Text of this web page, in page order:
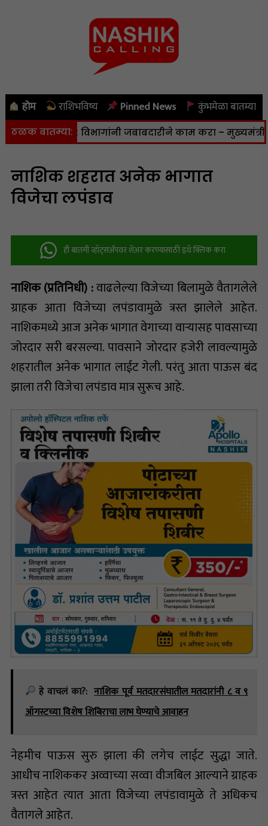
होम राशिभविष्य Pinned News कुंभमेळा बातम्या
ठळक बातम्या:
नाही; विभागांनी जबाबदारीने काम करा – मुख्यमंत्री |
नाशिक शहरात अनेक भागात
विजेचा लपंडाव
ही बातमी व्हॉट्सअ‍ॅपवर शेअर करण्यासाठी इथे क्लिक करा
नाशिक (प्रतिनिधी) :वाढलेल्या विजेच्या बिलामुळे वैतागलेले
ग्राहक आता विजेच्या लपंडावामुळे त्रस्त झालेले आहेत.
नाशिकमध्ये आज अनेक भागात वेगाच्या वाऱ्यासह पावसाच्या
जोरदार सरी बरसल्या. पावसाने जोरदार हजेरी लावल्यामुळे
शहरातील अनेक भागात लाईट गेली. परंतु आता पाऊस बंद
झाला तरी विजेचा लपंडाव मात्र सुरूच आहे.
हे वाचलं का?: नाशिक पूर्व मतदारसंघातील मतदारांनी ८ व ९
ऑगस्टच्या विशेष शिबिराचा लाभ घेण्याचे आवाहन
नेहमीच पाऊस सुरु झाला की लगेच लाईट सुद्धा जाते.
आधीच नाशिककर अव्वाच्या सव्वा वीजबिल आल्याने ग्राहक
त्रस्त आहेत त्यात आता विजेच्या लपंडावामुळे ते अधिकच
वैतागले आहेत.